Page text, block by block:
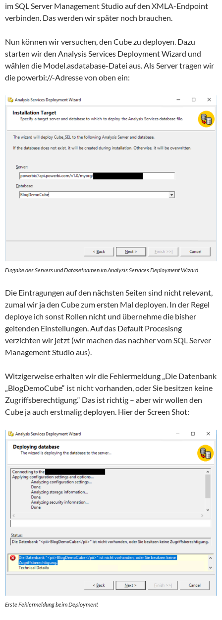
im SQL Server Management Studio auf den XMLA-Endpoint
verbinden. Das werden wir später noch brauchen.
Nun können wir versuchen, den Cube zu deployen. Dazu
starten wir den Analysis Services Deployment Wizard und
wählen die Model.asdatabase-Datei aus. Als Server tragen wir
die powerbi://-Adresse von oben ein:
Eingabe des Servers und Datasetnamen im Analysis Services Deployment Wizard
Die Eintragungen auf den nächsten Seiten sind nicht relevant,
zumal wir ja den Cube zum ersten Mal deployen. In der Regel
deploye ich sonst Rollen nicht und übernehme die bisher
geltenden Einstellungen. Auf das Default Procesisng
verzichten wir jetzt (wir machen das nachher vom SQL Server
Management Studio aus).
Witzigerweise erhalten wir die Fehlermeldung „Die Datenbank
„BlogDemoCube“ ist nicht vorhanden, oder Sie besitzen keine
Zugriffsberechtigung.“ Das ist richtig – aber wir wollen den
Cube ja auch erstmalig deployen. Hier der Screen Shot:
Erste Fehlermeldung beim Deployment